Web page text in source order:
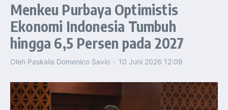
Menkeu Purbaya Optimistis
Ekonomi Indonesia Tumbuh
hingga 6,5 Persen pada 2027
Oleh Paskalis Domenico Savio 10 Juni 2026 12:09